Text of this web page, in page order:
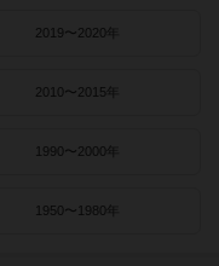
2019〜2020年
2010〜2015年
1990〜2000年
1950〜1980年